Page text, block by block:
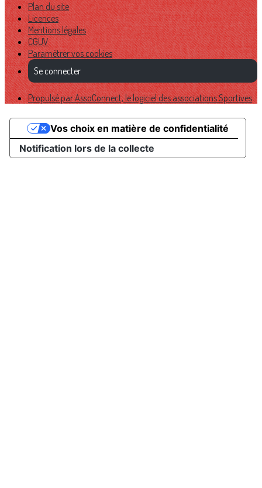
Plan du site
Licences
Mentions légales
CGUV
Paramétrer vos cookies
Se connecter
Propulsé par AssoConnect, le logiciel des associations Sportives
Notification lors de la collecte
Vos choix en matière de confidentialité